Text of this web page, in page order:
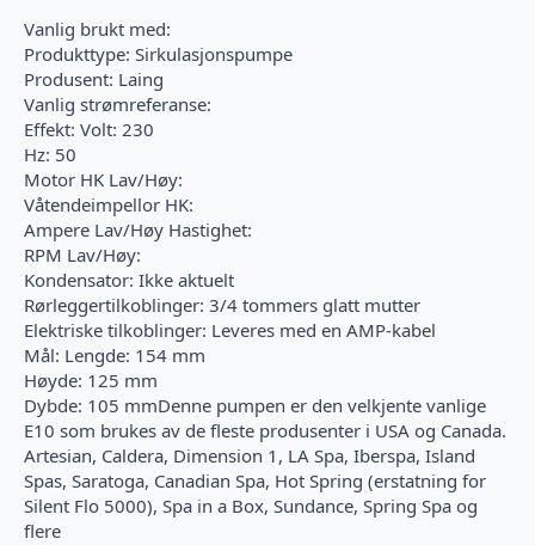
Vanlig brukt med:
Produkttype: Sirkulasjonspumpe
Produsent: Laing
Vanlig strømreferanse:
Effekt: Volt: 230
Hz: 50
Motor HK Lav/Høy:
Våtendeimpellor HK:
Ampere Lav/Høy Hastighet:
RPM Lav/Høy:
Kondensator: Ikke aktuelt
Rørleggertilkoblinger: 3/4 tommers glatt mutter
Elektriske tilkoblinger: Leveres med en AMP-kabel
Mål: Lengde: 154 mm
Høyde: 125 mm
Dybde: 105 mmDenne pumpen er den velkjente vanlige
E10 som brukes av de fleste produsenter i USA og Canada.
Artesian, Caldera, Dimension 1, LA Spa, Iberspa, Island
Spas, Saratoga, Canadian Spa, Hot Spring (erstatning for
Silent Flo 5000), Spa in a Box, Sundance, Spring Spa og
flere